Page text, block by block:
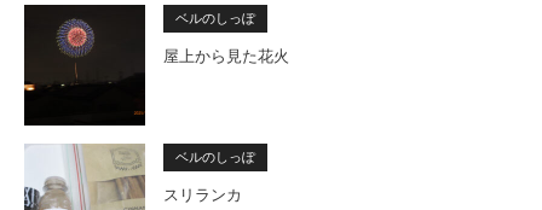
ベルのしっぽ
屋上から見た花火
ベルのしっぽ
スリランカ